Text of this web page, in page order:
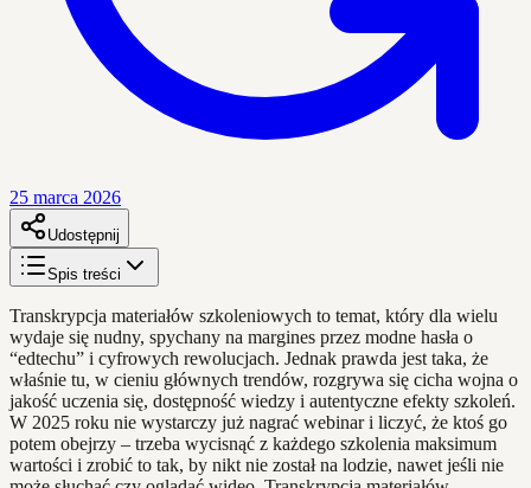
25 marca 2026
Udostępnij
Spis treści
Transkrypcja materiałów szkoleniowych to temat, który dla wielu
wydaje się nudny, spychany na margines przez modne hasła o
“edtechu” i cyfrowych rewolucjach. Jednak prawda jest taka, że
właśnie tu, w cieniu głównych trendów, rozgrywa się cicha wojna o
jakość uczenia się, dostępność wiedzy i autentyczne efekty szkoleń.
W 2025 roku nie wystarczy już nagrać webinar i liczyć, że ktoś go
potem obejrzy – trzeba wycisnąć z każdego szkolenia maksimum
wartości i zrobić to tak, by nikt nie został na lodzie, nawet jeśli nie